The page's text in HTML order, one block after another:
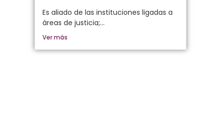
Es aliado de las instituciones ligadas a
áreas de justicia;...
Ver más